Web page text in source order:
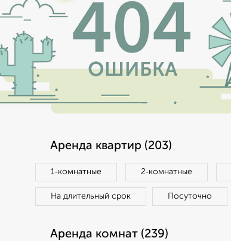
Аренда квартир (203)
1‑комнатные 2‑комнатные
На длительный срок Посуточно
Аренда комнат (239)